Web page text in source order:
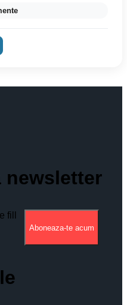
newsletter
fill
Aboneaza-te acum